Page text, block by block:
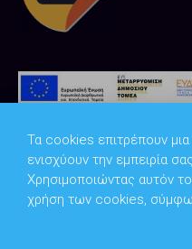
Τα cookies επιτρέπουν
ενισχύουν την εμπειρία
Χρησιμοποιώντας αυτόν
χρήση των cookies,